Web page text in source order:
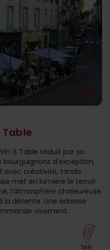
favorite_border
à Table séduit par sa
d’exception,
avec créativité, tandis
met en lumière le terroir
l’atmosphère chaleureuse
détente. Une adresse
vivement.